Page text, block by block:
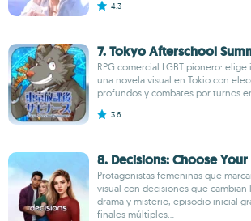
4.3
7. Tokyo Afterschool
RPG comercial LGBT pionero:
una novela visual en Tokio con
profundos y combates por turnos
3.6
8. Decisions: Choose
Protagonistas femeninas que
visual con decisiones que cambian
drama y misterio, episodio inicial
finales múltiples...